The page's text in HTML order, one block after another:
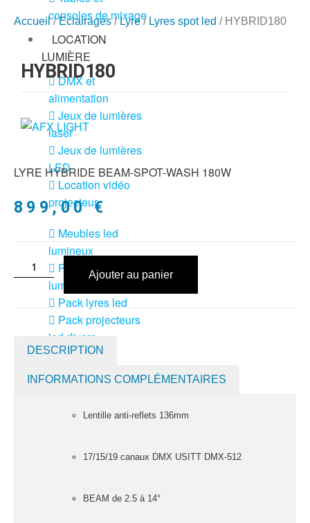
consoles de mixage
LOCATION
LUMIÈRE
DMX et
alimentation
Jeux de lumières
laser
Jeux de lumières
LED
Location vidéo
projecteur
Meubles led
lumineux
Pack jeux de
lumière + fog
Pack lyres led
Pack projecteurs
led divers
Poursuite
divers
MACHINE À EFFETS
brouillard
Accueil/Eclairages/Lyre/ Lyres spot led / HYBRID180
HYBRID180
LYRE HYBRIDE BEAM-SPOT-WASH 180W
899,00€
Ajouter au panier
DESCRIPTION
INFORMATIONS COMPLÉMENTAIRES
Lentille anti-reflets 136mm
17/15/19 canaux DMX USITT DMX-512
BEAM de 2.5 à 14°